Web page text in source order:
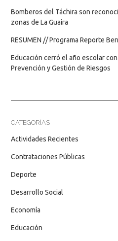
Bomberos del Táchira son
zonas de La Guaira
RESUMEN // Programa Reporte
Educación cerró el año escolar
Prevención y Gestión de Riesgos
CATEGORÍAS
Actividades Recientes
Contrataciones Públicas
Deporte
Desarrollo Social
Economía
Educación